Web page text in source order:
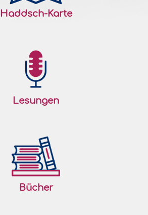
Haddsch-Karte
Lesungen
Bücher